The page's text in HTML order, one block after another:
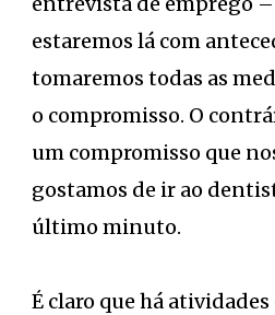
estaremos lá com
tomaremos todas as
o compromisso. O
um compromisso que
gostamos de ir ao
último minuto.
É claro que há